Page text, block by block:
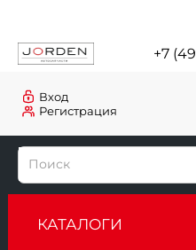
+7
Регистрация
Вход
КАТАЛОГИ